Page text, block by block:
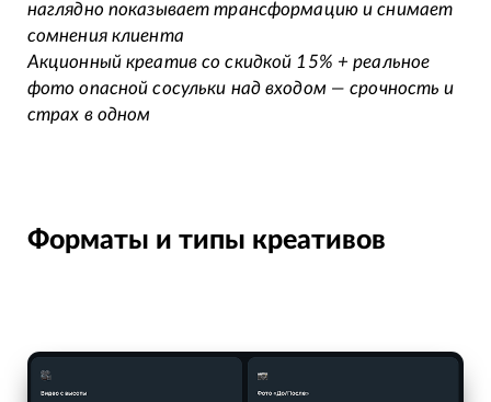
наглядно показывает трансформацию и снимает
сомнения клиента
Акционный креатив со скидкой 15% + реальное
фото опасной сосульки над входом — срочность и
страх в одном
Форматы и типы креативов